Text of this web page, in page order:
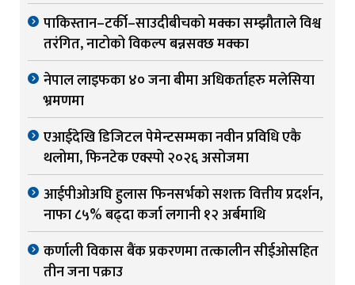
पाकिस्तान–टर्की–साउदीबीचको मक्का सम्झौताले विश्व
तरंगित, नाटोको विकल्प बन्नसक्छ मक्का
नेपाल लाइफका ४० जना बीमा अधिकर्ताहरु मलेसिया
भ्रमणमा
एआईदेखि डिजिटल पेमेन्टसम्मका नवीन प्रविधि एकै
थलोमा, फिनटेक एक्स्पो २०२६ असोजमा
आईपीओअघि हुलास फिनसर्भको सशक्त वित्तीय प्रदर्शन,
नाफा ८५% बढ्दा कर्जा लगानी १२ अर्बमाथि
कर्णाली विकास बैंक प्रकरणमा तत्कालीन सीईओसहित
तीन जना पक्राउ